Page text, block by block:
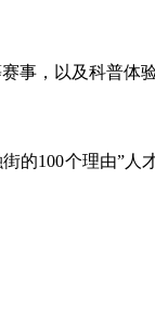
事，以及科普体
100个理由”人